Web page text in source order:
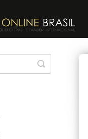
Toggle
Search